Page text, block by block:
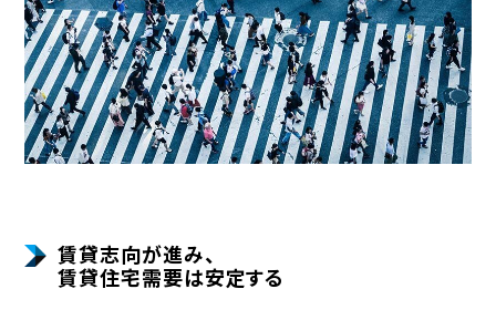
賃貸志向が進み、
賃貸住宅需要は安定する